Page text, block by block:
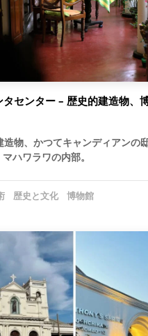
タセンター – 歴史的建造物、
造物、かつてキャンディアンの
ハワラワの内部。
歴史と文化 博物館